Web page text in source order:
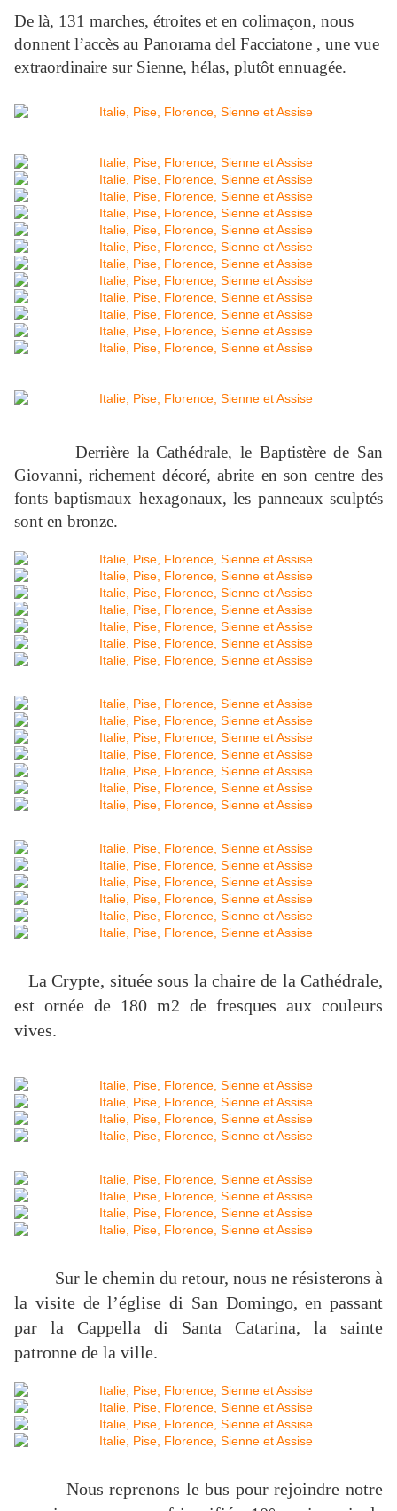
De là, 131 marches, étroites et en colimaçon, nous
donnent l’accès au Panorama del Facciatone , une vue
extraordinaire sur Sienne, hélas, plutôt ennuagée.
Derrière la Cathédrale, le Baptistère de San
Giovanni, richement décoré, abrite en son centre des
fonts baptismaux hexagonaux, les panneaux sculptés
sont en bronze.
La Crypte, située sous la chaire de la Cathédrale,
est ornée de 180 m2 de fresques aux couleurs
vives.
Sur le chemin du retour, nous ne résisterons à
la visite de l’église di San Domingo, en passant
par la Cappella di Santa Catarina, la sainte
patronne de la ville.
Nous reprenons le bus pour rejoindre notre